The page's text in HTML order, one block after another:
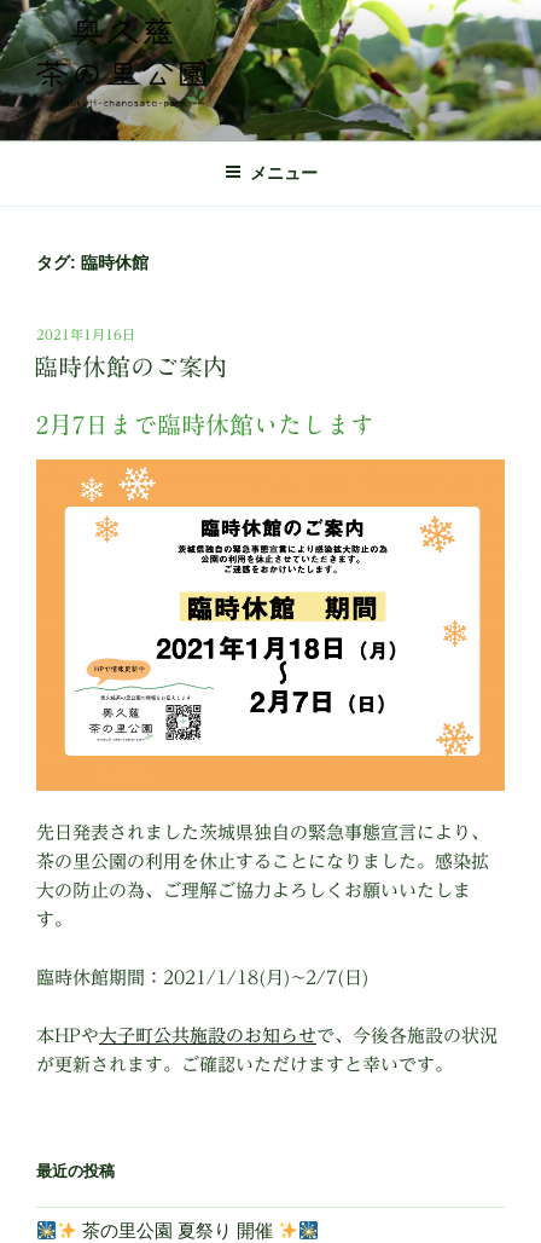
ン
テ
ン
ツ
奥久慈茶の里公園 公式ホームページ
日本最北端の茶の産地 奥久慈茶の体験施設
メニュー
タグ: 臨時休館
投
稿
日:
2021年1月16日
臨時休館のご案内
2月7日まで臨時休館いたします
先日発表されました茨城県独自の緊急事態宣言により、
茶の里公園の利用を休止することになりました。感染拡
大の防止の為、ご理解ご協力よろしくお願いいたしま
す。
臨時休館期間：2021/1/18(月)~2/7(日)
本HPや大子町公共施設のお知らせで、今後各施設の状況
が更新されます。ご確認いただけますと幸いです。
最近の投稿
茶の里公園 夏祭り 開催